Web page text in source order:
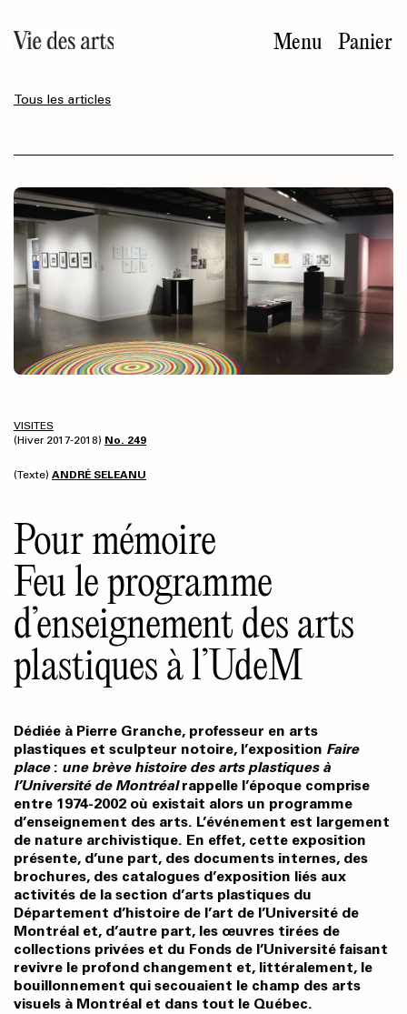
au
contenu
Menu Panier
Tous les articles
VISITES
(Hiver 2017-2018) No. 249
(Texte) ANDRÉ SELEANU
Pour mémoire
Feu le programme
d’enseignement des arts
plastiques à l’UdeM
Dédiée à Pierre Granche, professeur en arts
plastiques et sculpteur notoire, l’exposition Faire
place: une brève histoire des arts plastiques à
l’Université de Montréalrappelle l’époque comprise
entre 1974-2002 où existait alors un programme
d’enseignement des arts. L’événement est largement
de nature archivistique. En effet, cette expo­sition
présente, d’une part, des documents internes, des
brochures, des catalogues d’exposition liés aux
activités de la section d’arts plastiques du
Département d’histoire de l’art de l’Université de
Montréal et, d’autre part, les œuvres tirées de
collections privées et du Fonds de l’Université faisant
revivre le profond changement et, littéralement, le
bouillonnement qui secouaient le champ des arts
visuels à Montréal et dans tout le Québec.